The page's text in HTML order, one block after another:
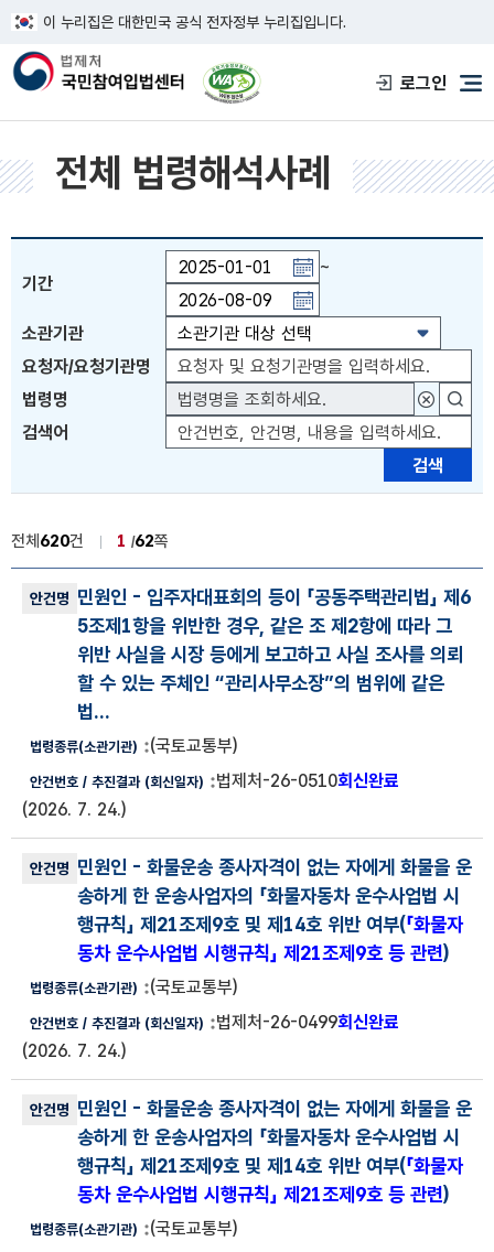
이 누리집은 대한민국 공식 전자정부 누리집입니다.
한국웹접근성인증평가원 웹접근성 사이
로그인
메
전체 법령해석사례
기간
~
기간일자 직접입력 또는 PAGE UP 키 이
소관기관
요청자/요청기관명
법령명
대상법령
검색어
검색
전체 620건 1 62쪽
법령해석사례 번호, 안건명, 법령종류(소관기관), 안건번호, 추진결과
민원인 - 입주자대표회의 등이 「공동주택관리법」 제6
5조제1항을 위반한 경우, 같은 조 제2항에 따라 그
위반 사실을 시장 등에게 보고하고 사실 조사를 의뢰
할 수 있는 주체인 “관리사무소장”의 범위에 같은
법...
(국토교통부)
법제처-26-0510회신완료
(2026. 7. 24.)
민원인 - 화물운송 종사자격이 없는 자에게 화물을 운
송하게 한 운송사업자의 「화물자동차 운수사업법 시
행규칙」 제21조제9호 및 제14호 위반 여부(「화물자
동차 운수사업법 시행규칙」 제21조제9호 등 관련)
(국토교통부)
법제처-26-0499회신완료
(2026. 7. 24.)
민원인 - 화물운송 종사자격이 없는 자에게 화물을 운
송하게 한 운송사업자의 「화물자동차 운수사업법 시
행규칙」 제21조제9호 및 제14호 위반 여부(「화물자
동차 운수사업법 시행규칙」 제21조제9호 등 관련)
(국토교통부)